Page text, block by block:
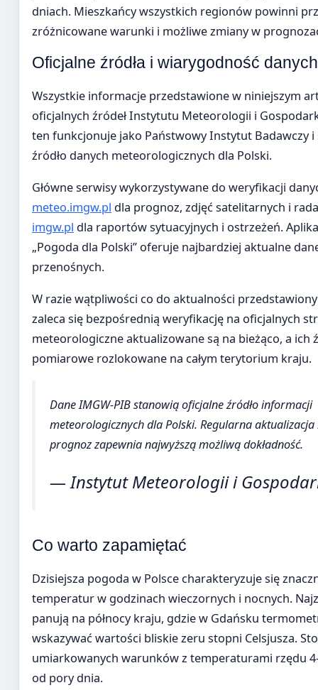
dniach. Mieszkańcy wszystkich regionów powinni
zróżnicowane warunki i możliwe zmiany w
Oficjalne źródła i wiarygodność danych
Wszystkie informacje przedstawione w niniejszym
oficjalnych źródeł Instytutu Meteorologii i
ten funkcjonuje jako Państwowy Instytut Badawczy i
źródło danych meteorologicznych dla Polski.
Główne serwisy wykorzystywane do weryfikacji
meteo.imgw.pl dla prognoz, zdjęć satelitarnych i
imgw.pl dla raportów sytuacyjnych i ostrzeżeń.
„Pogoda dla Polski” oferuje najbardziej aktualne
przenośnych.
W razie wątpliwości co do aktualności
zaleca się bezpośrednią weryfikację na oficjalnych
meteorologiczne aktualizowane są na bieżąco, a ich
pomiarowe rozlokowane na całym terytorium kraju.
Dane IMGW-PIB stanowią oficjalne źródło informacji
meteorologicznych dla Polski. Regularna
prognoz zapewnia najwyższą możliwą dokładność.
— Instytut Meteorologii i
Co warto zapamiętać
Dzisiejsza pogoda w Polsce charakteryzuje się
temperatur w godzinach wieczornych i nocnych.
panują na północy kraju, gdzie w Gdańsku
wskazywać wartości bliskie zeru stopni Celsjusza.
umiarkowanych warunków z temperaturami rzędu
od pory dnia.